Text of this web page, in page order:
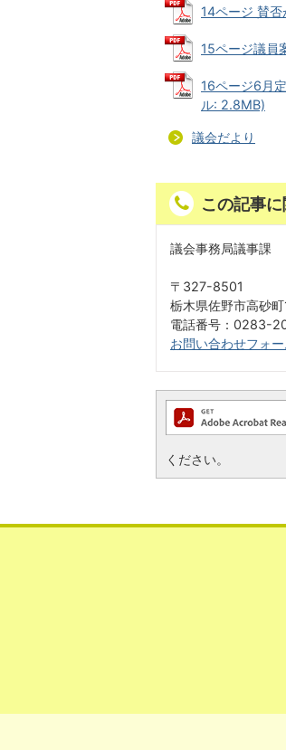
14ページ 賛
15ページ議員
16ページ6月
ル: 2.8MB)
議会だより
この記事
議会事務局議事課
〒327-8501
栃木県佐野市高砂町
電話番号：0283-
お問い合わせフォ
ください。